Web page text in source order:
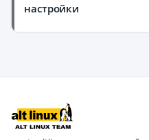
настройки